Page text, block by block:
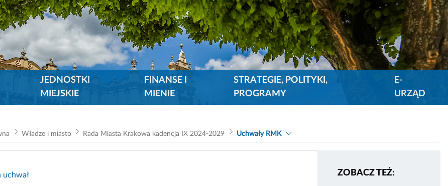
JEDNOSTKI
MIEJSKIE
FINANSE I
MIENIE
STRATEGIE, POLITYKI,
PROGRAMY
E-
URZĄD
Władze i miasto Rada Miasta Krakowa kadencja IX 2024-2029 Uchwały RMK
ZOBACZ TEŻ:
uchwał